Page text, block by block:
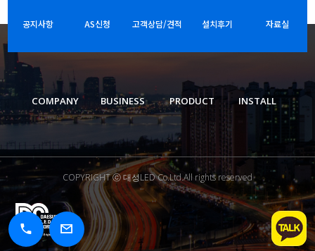
공지사항 AS신청 고객상담/견적 설치후기 자료실
COMPANY BUSINESS PRODUCT INSTALL
COPYRIGHT ⓒ 대성LED Co.Ltd.All rights reserved